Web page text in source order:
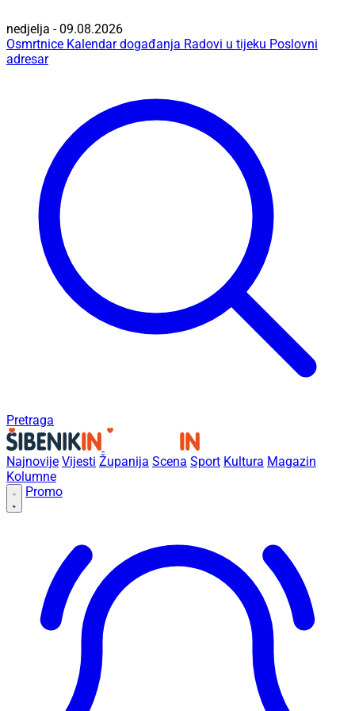
nedjelja - 09.08.2026
Osmrtnice Kalendar događanja Radovi u tijeku Poslovni
adresar
Pretraga
Najnovije Vijesti Županija Scena Sport Kultura Magazin
Kolumne
Promo